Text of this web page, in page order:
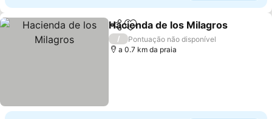
PartilharAdicionar aos favoritos
Hacienda de los Milagros
/
Pontuação não disponível
a 0.7 km da praia